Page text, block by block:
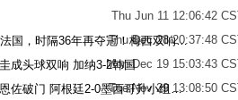
Thu Jun 11 12:06:42
Thu Dec 28 20:37:48
世界杯-阿根廷点球7-5法国，时隔36年再夺冠！梅西双响姆巴佩戴帽
Mon Dec 19 15:03:43
成头球双响 加纳3-2韩国
Tue Nov 29 13:08:50
梅西无解贴地斩+助攻恩佐破门 阿根廷2-0墨西哥升小组第二